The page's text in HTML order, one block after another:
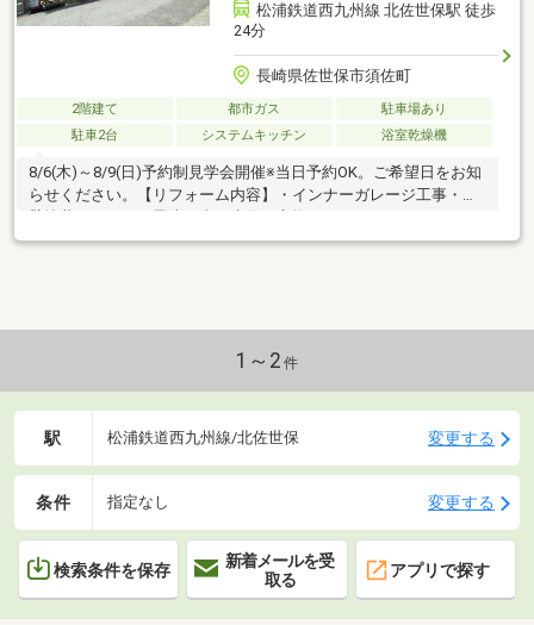
松浦鉄道西九州線 北佐世保駅 徒歩
24分
長崎県佐世保市須佐町
2階建て 都市ガス
駐車場あり
駐車2台
システムキッチン 浴室乾燥機
8/6(木)～8/9(日)予約制見学会開催※当日予約OK。ご希望日をお知
らせください。【リフォーム内容】・インナーガレージ工事・外
ニットバス・洗面化粧台・トイレ）・全部屋フローリング・クロ
相談ください
1～2 件
駅 松浦鉄道西九州線/北佐世保 変更する
条件 指定なし 変更する
検索条件を保存
新着メールを受
取る
アプリで探す